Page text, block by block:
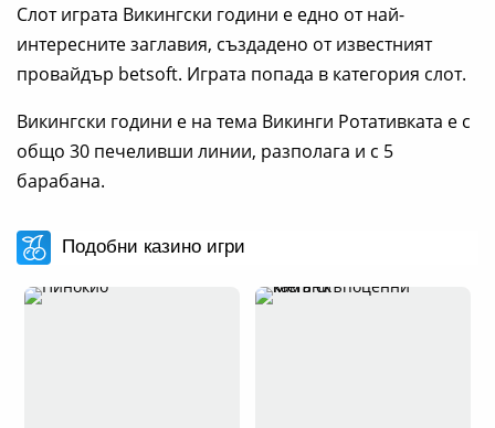
Слот играта Викингски години е едно от най-
интересните заглавия, създадено от известният
провайдър betsoft. Играта попада в категория слот.
Викингски години е на тема Викинги Ротативката е с
общо 30 печеливши линии, разполага и с 5
барабана.
Подобни казино игри